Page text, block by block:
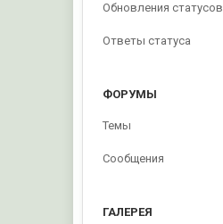
Обновления статусов
Ответы статуса
ФОРУМЫ
Темы
Сообщения
ГАЛЕРЕЯ